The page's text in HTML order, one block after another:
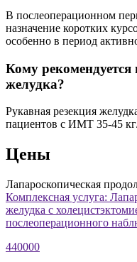
В послеоперационном
назначение коротких
особенно в период
Кому рекомендуется
желудка?
Рукавная резекция
пациентов с ИМТ 35-45
Цены
Лапароскопическая
Комплексная услуга:
желудка с
послеоперационного
440000